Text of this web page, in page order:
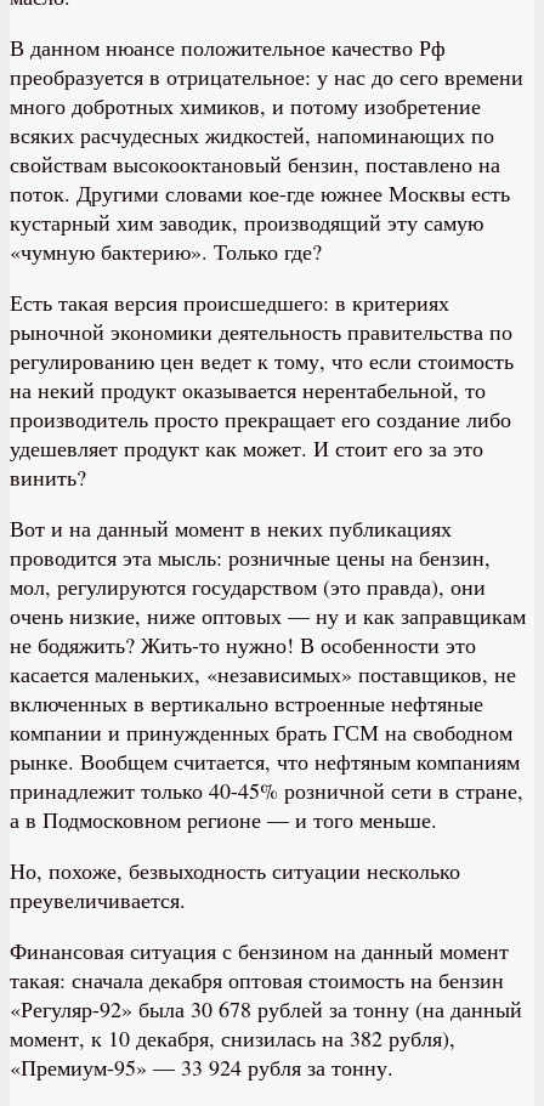
В данном нюансе положительное качество Рф
преобразуется в отрицательное: у нас до сего времени
много добротных химиков, и потому изобретение
всяких расчудесных жидкостей, напоминающих по
свойствам высокооктановый бензин, поставлено на
поток. Другими словами кое-где южнее Москвы есть
кустарный хим заводик, производящий эту самую
«чумную бактерию». Только где?
Есть такая версия происшедшего: в критериях
рыночной экономики деятельность правительства по
регулированию цен ведет к тому, что если стоимость
на некий продукт оказывается нерентабельной, то
производитель просто прекращает его создание либо
удешевляет продукт как может. И стоит его за это
винить?
Вот и на данный момент в неких публикациях
проводится эта мысль: розничные цены на бензин,
мол, регулируются государством (это правда), они
очень низкие, ниже оптовых — ну и как заправщикам
не бодяжить? Жить-то нужно! В особенности это
касается маленьких, «независимых» поставщиков, не
включенных в вертикально встроенные нефтяные
компании и принужденных брать ГСМ на свободном
рынке. Вообщем считается, что нефтяным компаниям
принадлежит только 40-45% розничной сети в стране,
а в Подмосковном регионе — и того меньше.
Но, похоже, безвыходность ситуации несколько
преувеличивается.
Финансовая ситуация с бензином на данный момент
такая: сначала декабря оптовая стоимость на бензин
«Регуляр-92» была 30 678 рублей за тонну (на данный
момент, к 10 декабря, снизилась на 382 рубля),
«Премиум-95» — 33 924 рубля за тонну.